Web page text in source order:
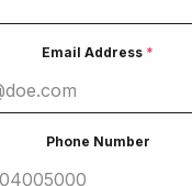
Email Address *
Phone Number